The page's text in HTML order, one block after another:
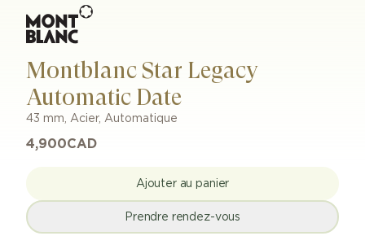
Montblanc Star Legacy
Automatic Date
43 mm, Acier, Automatique
4,900CAD
Ajouter au panier
Prendre rendez-vous